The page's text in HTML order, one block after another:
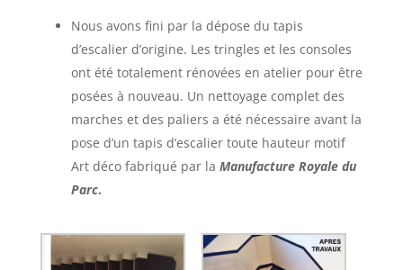
Nous avons fini par la dépose du tapis
d’escalier d’origine. Les tringles et les consoles
ont été totalement rénovées en atelier pour être
posées à nouveau. Un nettoyage complet des
marches et des paliers a été nécessaire avant la
pose d’un tapis d’escalier toute hauteur motif
Art déco fabriqué par la Manufacture Royale du
Parc.